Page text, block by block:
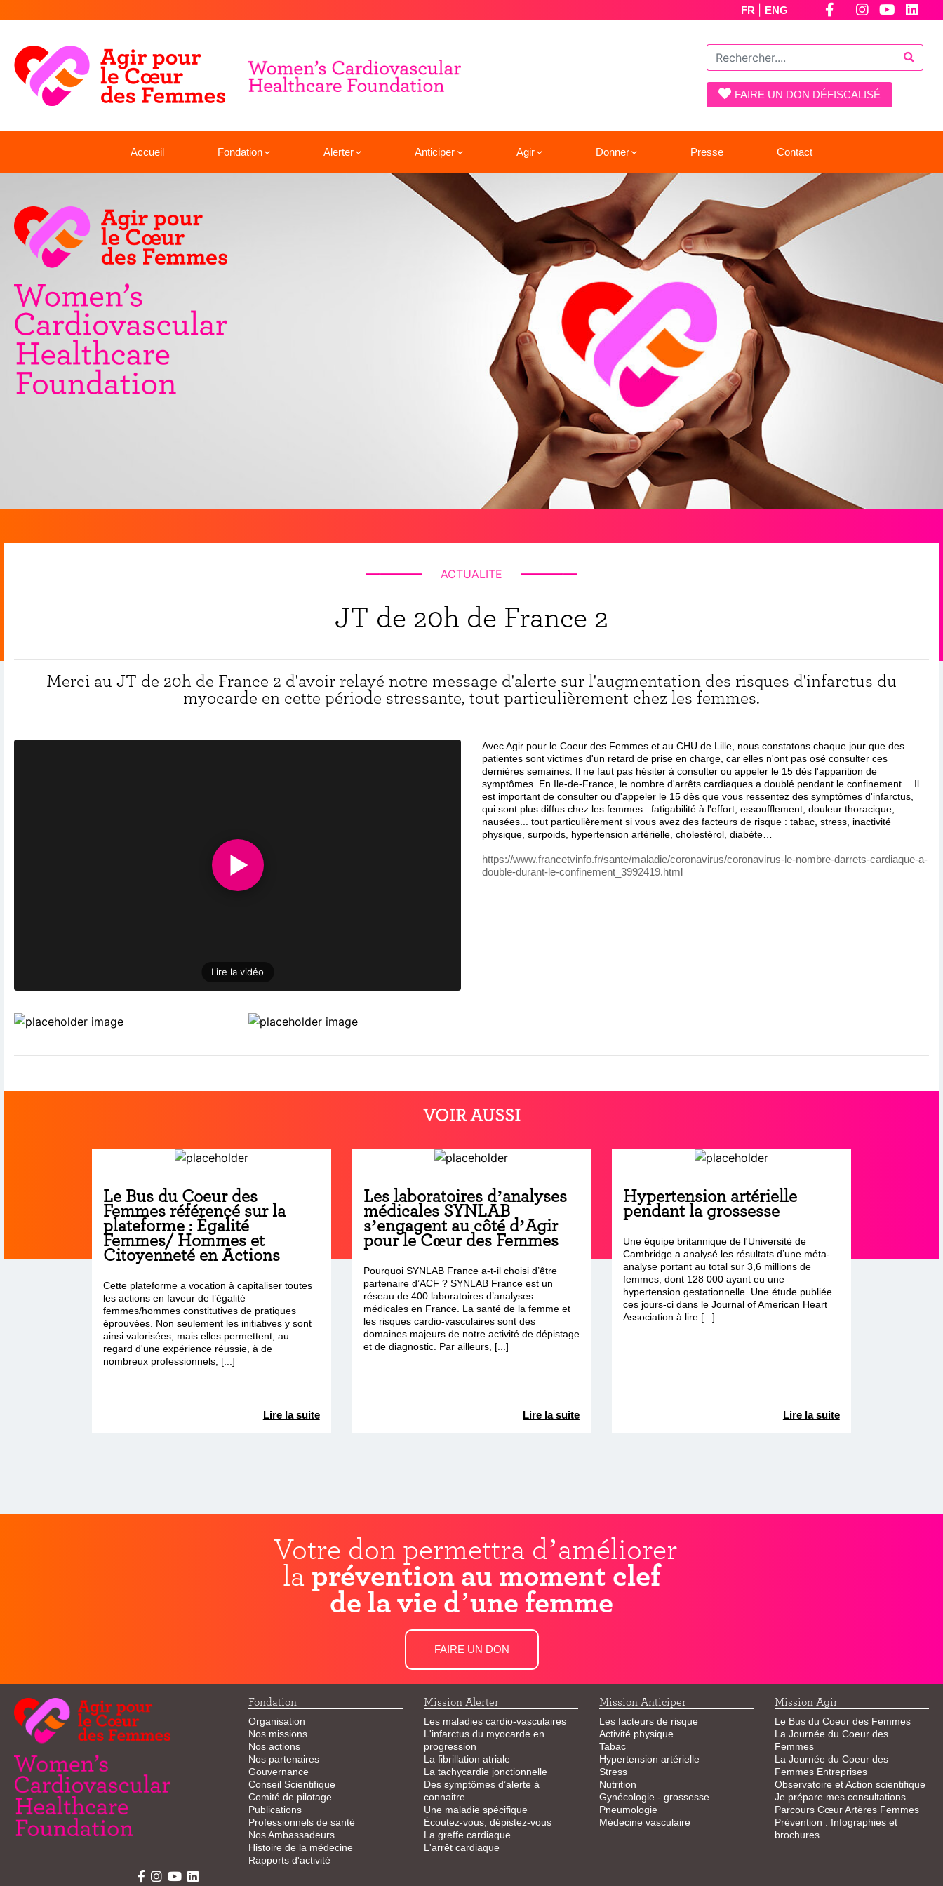
FR ENG
FAIRE UN DON DÉFISCALISÉ
Accueil Fondation Alerter Anticiper Agir Donner Presse Contact
ACTUALITE
JT de 20h de France 2
Merci au JT de 20h de France 2 d'avoir relayé notre message d'alerte sur l'augmentation des risques d'infarctus du
myocarde en cette période stressante, tout particulièrement chez les femmes.
Lire la vidéo
Avec Agir pour le Coeur des Femmes et au CHU de Lille, nous constatons chaque jour que des
patientes sont victimes d'un retard de prise en charge, car elles n'ont pas osé consulter ces
dernières semaines. Il ne faut pas hésiter à consulter ou appeler le 15 dès l'apparition de
symptômes. En Ile-de-France, le nombre d'arrêts cardiaques a doublé pendant le confinement… Il
est important de consulter ou d'appeler le 15 dès que vous ressentez des symptômes d'infarctus,
qui sont plus diffus chez les femmes : fatigabilité à l'effort, essoufflement, douleur thoracique,
nausées... tout particulièrement si vous avez des facteurs de risque : tabac, stress, inactivité
physique, surpoids, hypertension artérielle, cholestérol, diabète…
https://www.francetvinfo.fr/sante/maladie/coronavirus/coronavirus-le-nombre-darrets-cardiaque-a-
double-durant-le-confinement_3992419.html
VOIR AUSSI
Le Bus du Coeur des
Femmes référencé sur la
plateforme : Égalité
Femmes/ Hommes et
Citoyenneté en Actions
Cette plateforme a vocation à capitaliser toutes
les actions en faveur de l’égalité
femmes/hommes constitutives de pratiques
éprouvées. Non seulement les initiatives y sont
ainsi valorisées, mais elles permettent, au
regard d'une expérience réussie, à de
nombreux professionnels, [...]
Lire la suite
Les laboratoires d’analyses
médicales SYNLAB
s’engagent au côté d’Agir
pour le Cœur des Femmes
Pourquoi SYNLAB France a-t-il choisi d’être
partenaire d’ACF ? SYNLAB France est un
réseau de 400 laboratoires d’analyses
médicales en France. La santé de la femme et
les risques cardio-vasculaires sont des
domaines majeurs de notre activité de dépistage
et de diagnostic. Par ailleurs, [...]
Lire la suite
Hypertension artérielle
pendant la grossesse
Une équipe britannique de l'Université de
Cambridge a analysé les résultats d’une méta-
analyse portant au total sur 3,6 millions de
femmes, dont 128 000 ayant eu une
hypertension gestationnelle. Une étude publiée
ces jours-ci dans le Journal of American Heart
Association à lire [...]
Lire la suite
Votre don permettra d’améliorer
la prévention au moment clef
de la vie d’une femme
FAIRE UN DON
Fondation
Organisation
Nos missions
Nos actions
Nos partenaires
Gouvernance
Conseil Scientifique
Comité de pilotage
Publications
Professionnels de santé
Nos Ambassadeurs
Histoire de la médecine
Rapports d'activité
Mission Alerter
Les maladies cardio-vasculaires
L'infarctus du myocarde en
progression
La fibrillation atriale
La tachycardie jonctionnelle
Des symptômes d’alerte à
connaitre
Une maladie spécifique
Écoutez-vous, dépistez-vous
La greffe cardiaque
L'arrêt cardiaque
Mission Anticiper
Les facteurs de risque
Activité physique
Tabac
Hypertension artérielle
Stress
Nutrition
Gynécologie - grossesse
Pneumologie
Médecine vasculaire
Mission Agir
Le Bus du Coeur des Femmes
La Journée du Coeur des
Femmes
La Journée du Coeur des
Femmes Entreprises
Observatoire et Action scientifique
Je prépare mes consultations
Parcours Cœur Artères Femmes
Prévention : Infographies et
brochures